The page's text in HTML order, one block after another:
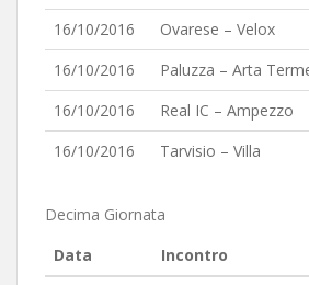
16/10/2016
Ovarese – Velox
16/10/2016
Paluzza – Arta
16/10/2016
Real IC – Ampezzo
16/10/2016
Tarvisio – Villa
Decima Giornata
Data
Incontro